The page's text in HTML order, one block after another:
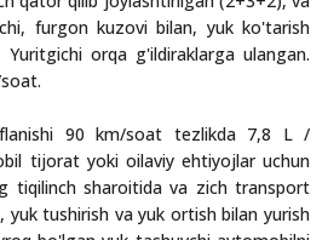
furgon kuzovi bilan, yuk ko'tarish
orqa g'ildiraklarga ulangan.
90 km/soat tezlikda 7,8 L /
tijorat yoki oilaviy ehtiyojlar uchun
tiqilinch sharoitida va zich transport
tushirish va yuk ortish bilan yurish